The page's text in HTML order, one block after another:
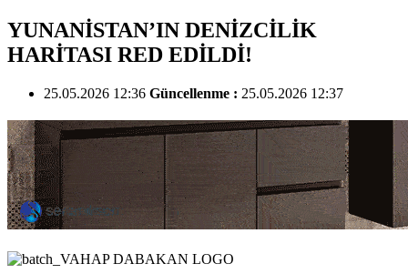
YUNANİSTAN’IN DENİZCİLİK
HARİTASI RED EDİLDİ!
25.05.2026 12:36 Güncellenme : 25.05.2026 12:37